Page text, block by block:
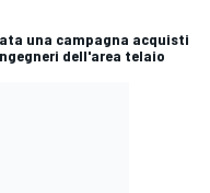
una campagna acquisti
dell'area telaio